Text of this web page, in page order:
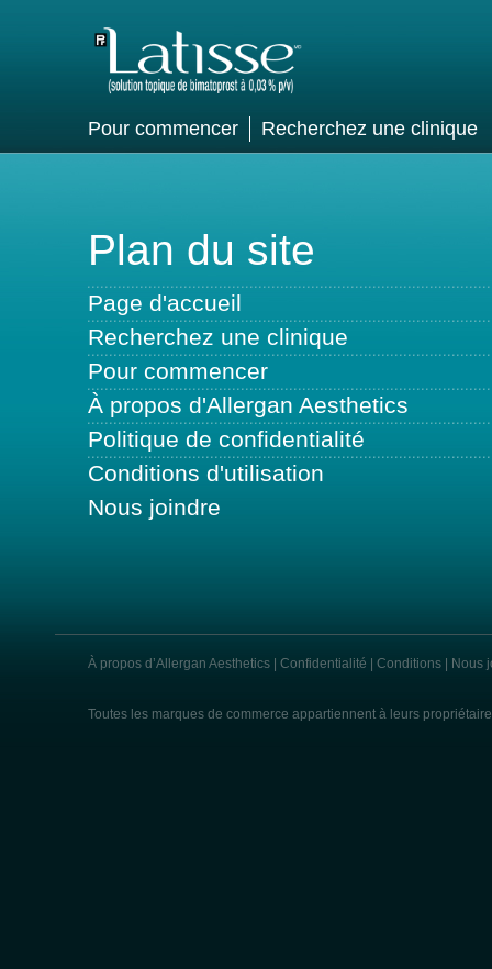
Pour commencer Recherchez une clinique
Plan du site
Page d'accueil
Recherchez une clinique
Pour commencer
À propos d'Allergan Aesthetics
Politique de confidentialité
Conditions d'utilisation
Nous joindre
À propos d’Allergan Aesthetics Confidentialité Conditions Nous
Toutes les marques de commerce appartiennent à leurs